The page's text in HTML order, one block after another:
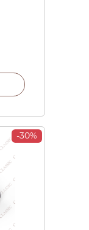
-30%